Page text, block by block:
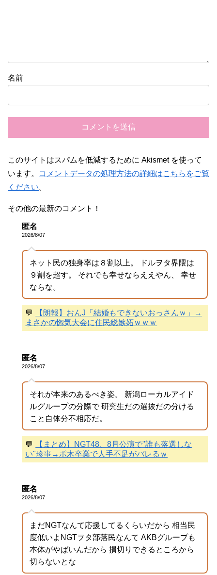
名前
このサイトはスパムを低減するために Akismet を使って
います。
コメントデータの処理方法の詳細はこちらをご覧
ください。
その他の最新のコメント！
匿名
2026/8/07
ネット民の独身率は８割以上。 ドルヲタ界隈は
９割を超す。 それでも幸せならええやん、 幸せ
ならな。
💬
【朗報】おんJ「結婚もできないおっさんｗ」→
まさかの惚気大会に住民総嫉妬ｗｗｗ
匿名
2026/8/07
それが本来のあるべき姿。 新潟ローカルアイド
ルグループの分際で 研究生だの選抜だの分ける
こと自体分不相応だ。
💬
【まとめ】NGT48、8月公演で"誰も落選しな
い"珍事→ポ木卒業で人手不足がバレるｗ
匿名
2026/8/07
まだNGTなんて応援してるくらいだから 相当民
度低いよNGTヲタ部落民なんて AKBグループも
本体がやばいんだから 損切りできるところから
切らないとな